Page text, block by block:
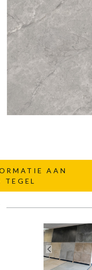
AAN
TEGEL